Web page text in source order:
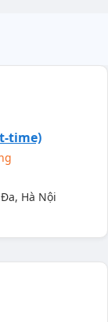
time)
Hà Nội